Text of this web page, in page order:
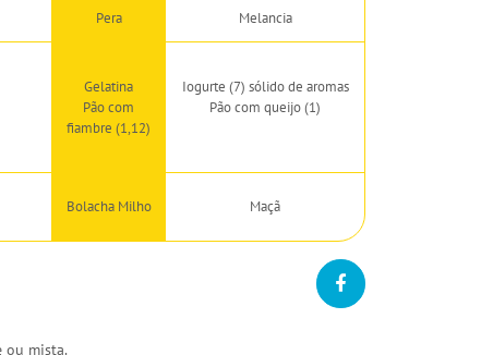
Pera Melancia
Gelatina
Pão com
fiambre (1,12)
Iogurte (7) sólido de aromas
Pão com queijo (1)
Bolacha Milho Maçã
ou mista.